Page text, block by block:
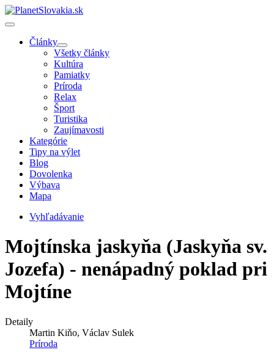
Články
Všetky články
Kultúra
Pamiatky
Príroda
Relax
Šport
Turistika
Zaujímavosti
Kategórie
Tipy na výlet
Blog
Dovolenka
Výbava
Mapa
Vyhľadávanie
Mojtínska jaskyňa (Jaskyňa sv.
Jozefa) - nenápadný poklad pri
Mojtíne
Detaily
Martin Kiňo, Václav Sulek
Príroda